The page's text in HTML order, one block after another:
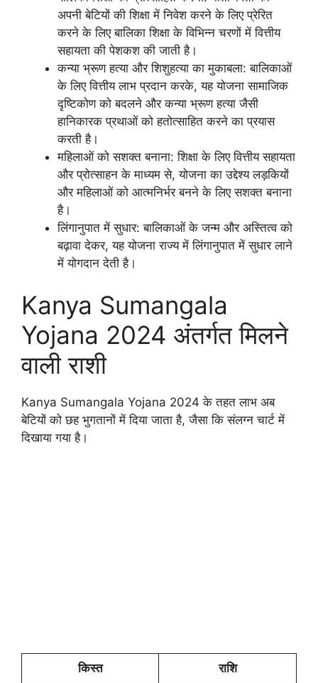
अपनी बेटियों की शिक्षा में निवेश करने के लिए प्रेरित
करने के लिए बालिका शिक्षा के विभिन्न चरणों में वित्तीय
सहायता की पेशकश की जाती है।
कन्या भ्रूण हत्या और शिशुहत्या का मुकाबला: बालिकाओं
के लिए वित्तीय लाभ प्रदान करके, यह योजना सामाजिक
दृष्टिकोण को बदलने और कन्या भ्रूण हत्या जैसी
हानिकारक प्रथाओं को हतोत्साहित करने का प्रयास
करती है।
महिलाओं को सशक्त बनाना: शिक्षा के लिए वित्तीय सहायता
और प्रोत्साहन के माध्यम से, योजना का उद्देश्य लड़कियों
और महिलाओं को आत्मनिर्भर बनने के लिए सशक्त बनाना
है।
लिंगानुपात में सुधार: बालिकाओं के जन्म और अस्तित्व को
बढ़ावा देकर, यह योजना राज्य में लिंगानुपात में सुधार लाने
में योगदान देती है।
Kanya Sumangala
Yojana 2024 अंतर्गत मिलने
वाली राशी
Kanya Sumangala Yojana 2024 के तहत लाभ अब
बेटियों को छह भुगतानों में दिया जाता है, जैसा कि संलग्न चार्ट में
दिखाया गया है।
किस्त राशि